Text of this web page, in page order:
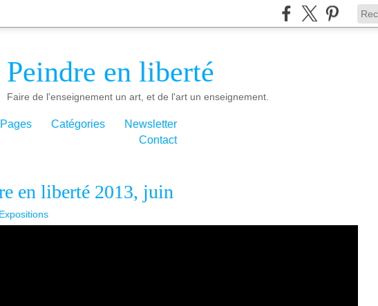
Peindre en liberté
Faire de l'enseignement un art, et de l'art un enseignement.
Pages Catégories
Newsletter
Contact
en liberté 2013, juin
Expositions